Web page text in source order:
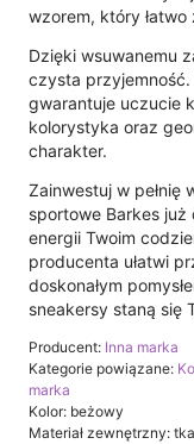
wzorem, który
Dzięki wsuwanemu
czysta przyjemność.
gwarantuje uczucie
kolorystyka oraz
charakter.
Zainwestuj w
sportowe Barkes
energii Twoim
producenta ułatwi
doskonałym
sneakersy staną się
Producent: Inna marka
Kategorie powiązane:
marka
Kolor: beżowy
Materiał zewnętrzny: